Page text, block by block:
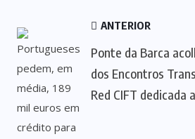
ANTERIOR
Ponte da Barca
dos Encontros
Red CIFT dedicada